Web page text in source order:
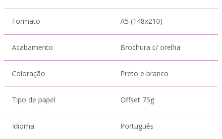
Formato A5 (148x210)
Acabamento Brochura c/ orelha
Coloração Preto e branco
Tipo de papel Offset 75g
Idioma Português